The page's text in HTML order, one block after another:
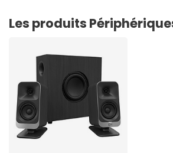
caractéristiques de confort
niveau remarquable de
Les produits